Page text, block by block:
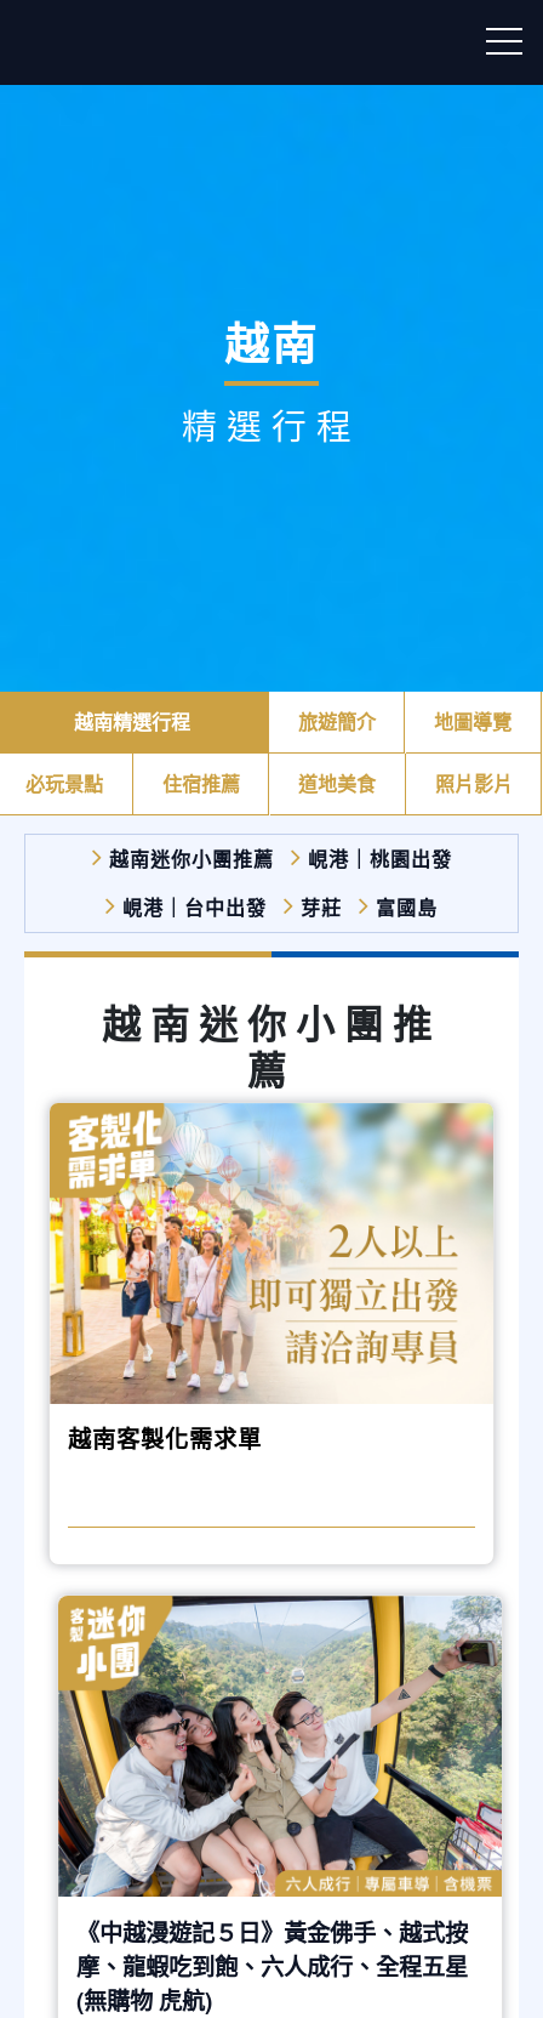
越南
精選行程
越南精選行程 旅遊簡介 地圖導覽
必玩景點 住宿推薦 道地美食 照片影片
越南迷你小團推薦
峴港｜桃園出發
峴港｜台中出發
芽莊 富國島
越南迷你小團推
薦
越南客製化需求單
《中越漫遊記５日》黃金佛手、越式按
摩、龍蝦吃到飽、六人成行、全程五星
(無購物 虎航)